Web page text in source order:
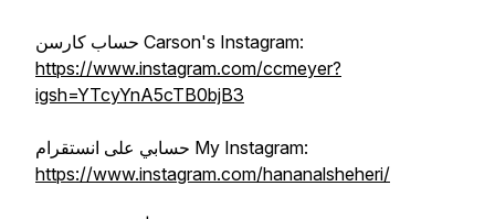
حساب كارسن Carson's Instagram:
https://www.instagram.com/ccmeyer?
igsh=YTcyYnA5cTB0bjB3
حسابي على انستقرام My Instagram:
https://www.instagram.com/hananalsheheri/